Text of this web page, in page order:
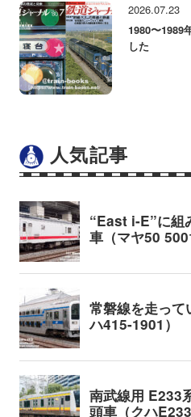
2026.07.23
1980〜1989
した
人気記事